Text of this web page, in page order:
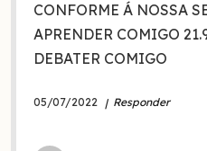
CONFORME Á NOSSA
APRENDER COMIGO
DEBATER COMIGO
05/07/2022 Responder